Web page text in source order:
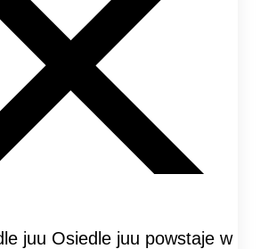
juu Osiedle juu powstaje w